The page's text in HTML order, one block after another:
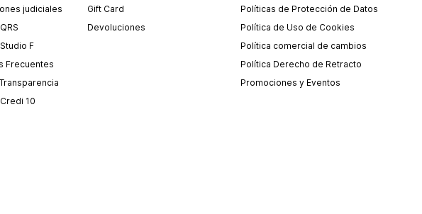
judiciales
F
Frecuentes
10
Gift Card
Devoluciones
Políticas de Protección de Datos
Política de Uso de Cookies
Política comercial de cambios
Política Derecho de Retracto
Promociones y Eventos